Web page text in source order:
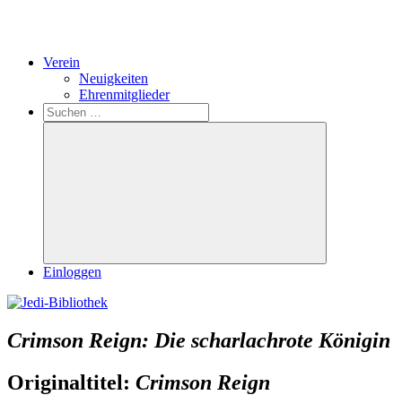
Verein
Neuigkeiten
Ehrenmitglieder
Search
Suchen
nach:
Suchen
Einloggen
Crimson Reign: Die scharlachrote Königin
Originaltitel: Crimson Reign